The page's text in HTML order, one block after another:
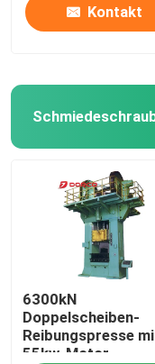
Kontakt
6300kN
Doppelscheiben-
Reibungspresse
55kw-Motor